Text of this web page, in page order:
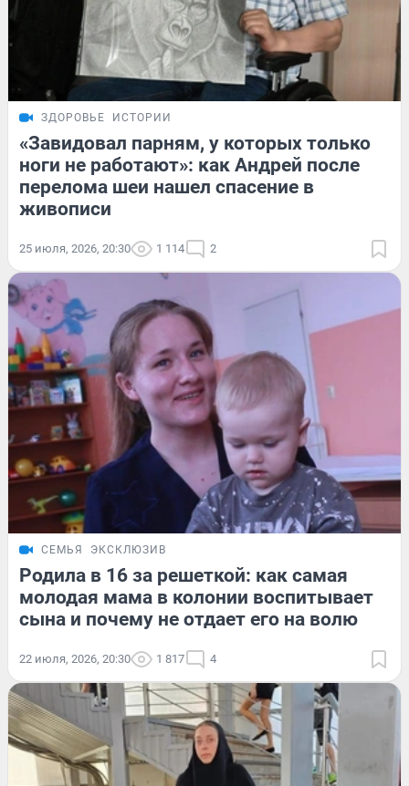
ЗДОРОВЬЕ ИСТОРИИ
«Завидовал парням, у которых только
ноги не работают»: как Андрей после
перелома шеи нашел спасение в
живописи
25 июля, 2026, 20:30 1 114 2
СЕМЬЯ ЭКСКЛЮЗИВ
Родила в 16 за решеткой: как самая
молодая мама в колонии воспитывает
сына и почему не отдает его на волю
22 июля, 2026, 20:30 1 817 4